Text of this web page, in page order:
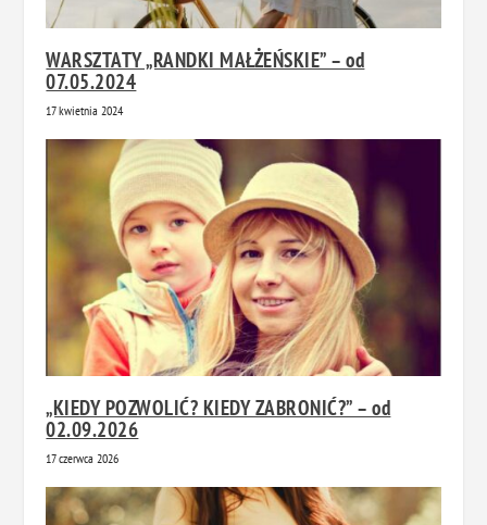
WARSZTATY „RANDKI MAŁŻEŃSKIE” – od
07.05.2024
17 kwietnia 2024
„KIEDY POZWOLIĆ? KIEDY ZABRONIĆ?” – od
02.09.2026
17 czerwca 2026